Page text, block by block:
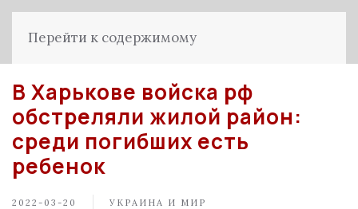
Перейти к содержимому
В Харькове войска рф
обстреляли жилой район:
среди погибших есть
ребенок
2022-03-20 УКРАИНА И МИР